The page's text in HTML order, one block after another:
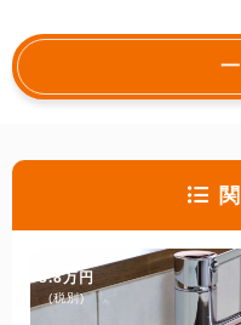
3.8万円
(税別)